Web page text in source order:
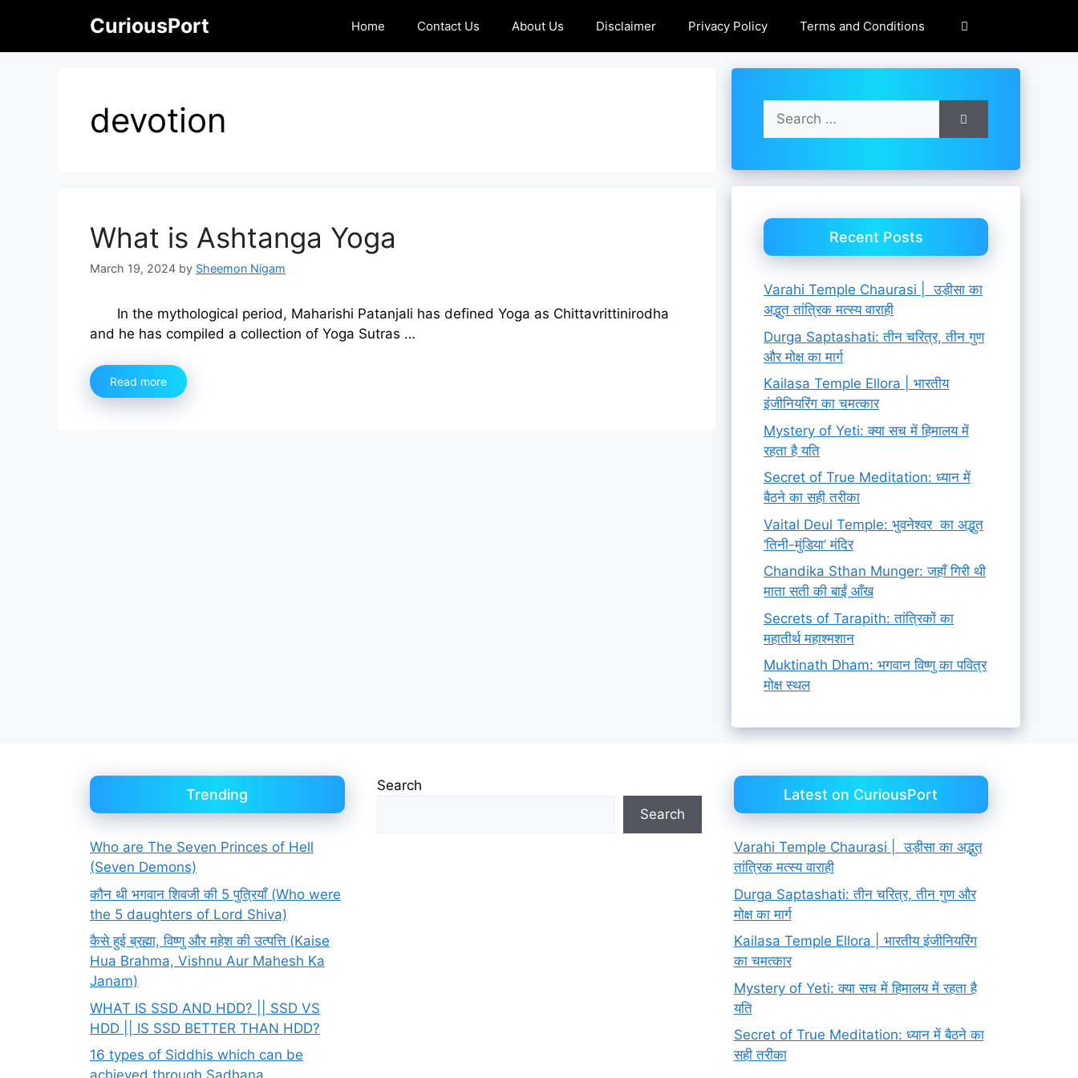
content
CuriousPort Home Contact Us About Us Disclaimer Privacy Policy Terms and Conditions
devotion
What is Ashtanga Yoga
March 19, 2024 by Sheemon Nigam
In the mythological period, Maharishi Patanjali has defined Yoga as Chittavrittinirodha
and he has compiled a collection of Yoga Sutras …
Read more
Search
for:
Recent Posts
Varahi Temple Chaurasi | उड़ीसा का
अद्भुत तांत्रिक मत्स्य वाराही
Durga Saptashati: तीन चरित्र, तीन गुण
और मोक्ष का मार्ग
Kailasa Temple Ellora | भारतीय
इंजीनियरिंग का चमत्कार
Mystery of Yeti: क्या सच में हिमालय में
रहता है यति
Secret of True Meditation: ध्यान में
बैठने का सही तरीका
Vaital Deul Temple: भुवनेश्वर का अद्भुत
‘तिनी-मुंडिया’ मंदिर
Chandika Sthan Munger: जहाँ गिरी थी
माता सती की बाईं आँख
Secrets of Tarapith: तांत्रिकों का
महातीर्थ महाश्मशान
Muktinath Dham: भगवान विष्णु का पवित्र
मोक्ष स्थल
Trending
Who are The Seven Princes of Hell
(Seven Demons)
कौन थी भगवान शिवजी की 5 पुत्रियाँ (Who were
the 5 daughters of Lord Shiva)
कैसे हुई ब्रह्मा, विष्णु और महेश की उत्पत्ति (Kaise
Hua Brahma, Vishnu Aur Mahesh Ka
Janam)
WHAT IS SSD AND HDD? || SSD VS
HDD || IS SSD BETTER THAN HDD?
16 types of Siddhis which can be
achieved through Sadhana
Search
Search
Latest on CuriousPort
Varahi Temple Chaurasi | उड़ीसा का अद्भुत
तांत्रिक मत्स्य वाराही
Durga Saptashati: तीन चरित्र, तीन गुण और
मोक्ष का मार्ग
Kailasa Temple Ellora | भारतीय इंजीनियरिंग
का चमत्कार
Mystery of Yeti: क्या सच में हिमालय में रहता है
यति
Secret of True Meditation: ध्यान में बैठने का
सही तरीका